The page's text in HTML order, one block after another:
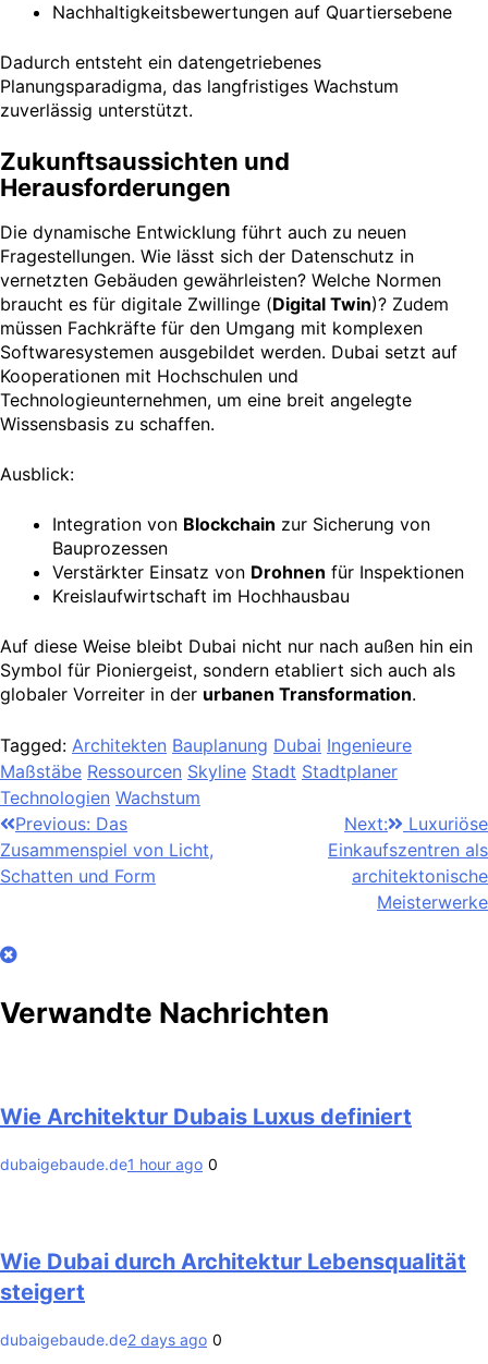
Nachhaltigkeitsbewertungen auf Quartiersebene
Dadurch entsteht ein datengetriebenes
Planungsparadigma, das langfristiges Wachstum
zuverlässig unterstützt.
Zukunftsaussichten und
Herausforderungen
Die dynamische Entwicklung führt auch zu neuen
Fragestellungen. Wie lässt sich der Datenschutz in
vernetzten Gebäuden gewährleisten? Welche Normen
braucht es für digitale Zwillinge (Digital Twin)? Zudem
müssen Fachkräfte für den Umgang mit komplexen
Softwaresystemen ausgebildet werden. Dubai setzt auf
Kooperationen mit Hochschulen und
Technologieunternehmen, um eine breit angelegte
Wissensbasis zu schaffen.
Ausblick:
Integration von Blockchain zur Sicherung von
Bauprozessen
Verstärkter Einsatz von Drohnen für Inspektionen
Kreislaufwirtschaft im Hochhausbau
Auf diese Weise bleibt Dubai nicht nur nach außen hin ein
Symbol für Pioniergeist, sondern etabliert sich auch als
globaler Vorreiter in der urbanen Transformation.
Tagged: Architekten Bauplanung Dubai Ingenieure
Maßstäbe Ressourcen Skyline Stadt Stadtplaner
Technologien Wachstum
Post
navigation
Previous: Das
Zusammenspiel von Licht,
Schatten und Form
Next:
Luxuriöse
Einkaufszentren als
architektonische
Meisterwerke
Verwandte Nachrichten
Wie Architektur Dubais Luxus definiert
dubaigebaude.de1 hour ago 0
Wie Dubai durch Architektur Lebensqualität
steigert
dubaigebaude.de2 days ago 0